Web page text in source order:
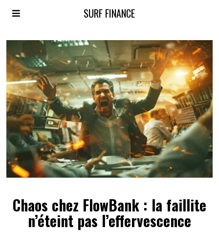
SURF FINANCE
Chaos chez FlowBank : la faillite
n’éteint pas l’effervescence